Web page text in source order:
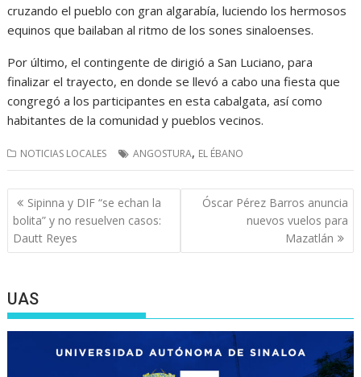
cruzando el pueblo con gran algarabía, luciendo los hermosos
equinos que bailaban al ritmo de los sones sinaloenses.
Por último, el contingente de dirigió a San Luciano, para
finalizar el trayecto, en donde se llevó a cabo una fiesta que
congregó a los participantes en esta cabalgata, así como
habitantes de la comunidad y pueblos vecinos.
NOTICIAS LOCALES ANGOSTURA, EL ÉBANO
Navegación
de
entradas
Sipinna y DIF “se echan la
bolita” y no resuelven casos:
Dautt Reyes
Óscar Pérez Barros anuncia
nuevos vuelos para
Mazatlán
UAS